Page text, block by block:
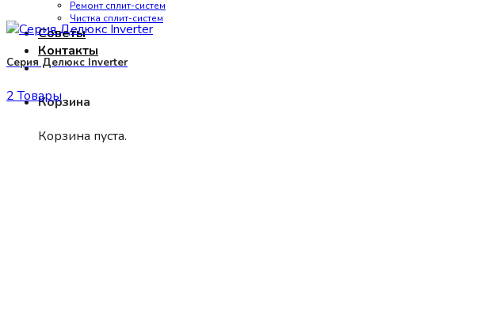
Ремонт сплит-систем
Чистка сплит-систем
Советы
Контакты
Корзина
Корзина пуста.
Серия Делюкс Inverter
2 Товары